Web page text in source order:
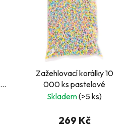
Zažehlovací korálky 10
000 ks pastelové
Skladem(>5 ks)
269 Kč